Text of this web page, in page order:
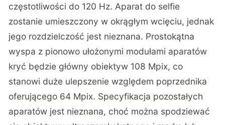
częstotliwości do 120 Hz. Aparat do selfie
zostanie umieszczony w okrągłym wcięciu, jednak
jego rozdzielczość jest nieznana. Prostokątna
wyspa z pionowo ułożonymi modułami aparatów
kryć będzie główny obiektyw 108 Mpix, co
stanowi duże ulepszenie względem poprzednika
oferującego 64 Mpix. Specyfikacja pozostałych
aparatów jest nieznana, choć można spodziewać